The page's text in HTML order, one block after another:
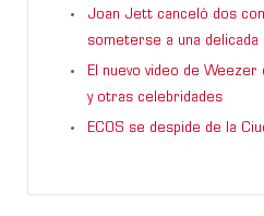
Joan Jett canceló dos
someterse a una delicada
El nuevo video de Weezer
y otras celebridades
ECOS se despide de la